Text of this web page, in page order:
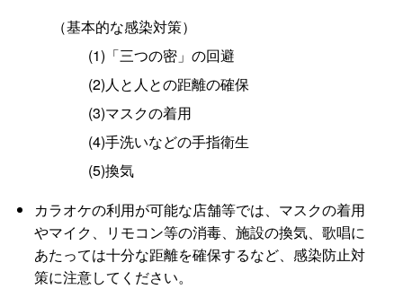
（基本的な感染対策）
(1)「三つの密」の回避
(2)人と人との距離の確保
(3)マスクの着用
(4)手洗いなどの手指衛生
(5)換気
カラオケの利用が可能な店舗等では、マスクの着用
やマイク、リモコン等の消毒、施設の換気、歌唱に
あたっては十分な距離を確保するなど、感染防止対
策に注意してください。